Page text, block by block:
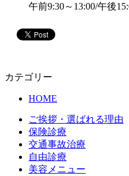
午前9:30～13:00/午後
カテゴリー
HOME
ご挨拶・選ばれる理由
保険診療
交通事故治療
自由診療
美容メニュー